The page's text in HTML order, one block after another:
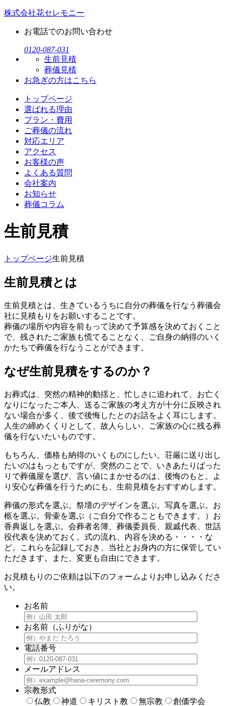
株式会社花セレモニー
お電話でのお問い合わせ
0120-087-031
生前見積
葬儀見積
お急ぎの方はこちら
トップページ
選ばれる理由
プラン・費用
ご葬儀の流れ
対応エリア
アクセス
お客様の声
よくある質問
会社案内
お知らせ
葬儀コラム
生前見積
トップページ生前見積
生前見積とは
生前見積とは、生きているうちに自分の葬儀を行なう葬儀会
社に見積もりをお願いすることです。
葬儀の場所や内容を前もって決めて予算感を決めておくこと
で、残されたご家族も慌てることなく、ご自身の納得のいく
かたちで葬儀を行なうことができます。
なぜ生前見積をするのか？
お葬式は、突然の精神的動揺と、忙しさに追われて、お亡く
なりになったご本人、送るご家族の考え方が十分に反映され
ない場合が多く、後で後悔したとのお話をよく耳にします。
人生の締めくくりとして、故人らしい、ご家族の心に残る葬
儀を行ないたいものです。
もちろん、価格も納得のいくものにしたい。荘厳に送り出し
たいのはもっともですが、突然のことで、いきあたりばった
りで葬儀屋を選び、言い値にまかせるのは、後悔のもと。よ
り安心な葬儀を行うためにも、生前見積をおすすめします。
葬儀の形式を選ぶ。祭壇のデザインを選ぶ。写真を選ぶ。お
柩を選ぶ。骨壷を選ぶ（ご自分で作ることもできます。）お
香典返しを選ぶ。会葬者名簿、葬儀委員長、親戚代表、世話
役代表を決めておく。式の流れ、内容を決める・・・・な
ど。これらを記録しておき、当社とお身内の方に保管してい
ただきます。また、変更も自由にできます。
お見積もりのご依頼は以下のフォームよりお申し込みくださ
い。
お名前
お名前（ふりがな）
電話番号
メールアドレス
宗教形式
仏教
神道 キリスト教 無宗教
創価学会